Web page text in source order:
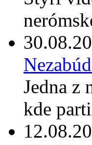
Jedna z
kde